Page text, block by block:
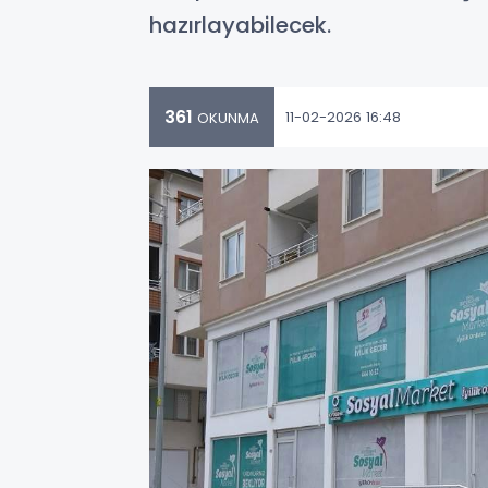
hazırlayabilecek.
361 OKUNMA 11-02-2026 16:48